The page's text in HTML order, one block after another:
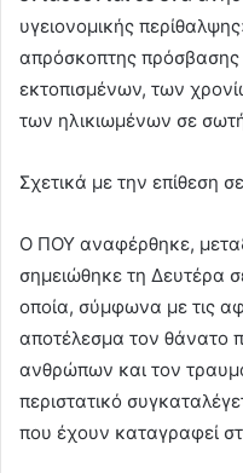
υγειονομικής
απρόσκοπτης
εκτοπισμένων, των
των ηλικιωμένων σε
Σχετικά με την επίθεση
Ο ΠΟΥ αναφέρθηκε,
σημειώθηκε τη Δευτέρα
οποία, σύμφωνα με τις
αποτέλεσμα τον θάνατο
ανθρώπων και τον
περιστατικό
που έχουν καταγραφεί